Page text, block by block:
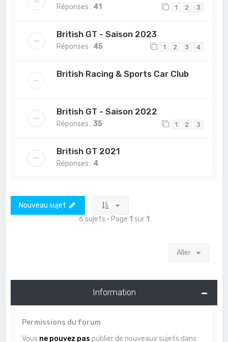
Réponses : 41 1 2 3
British GT - Saison 2023
Réponses : 45 1 2 3 4
British Racing & Sports Car Club
British GT - Saison 2022
Réponses :35 1 2 3
British GT 2021
Réponses : 4
Nouveau sujet
6 sujets • Page 1 sur 1
Aller
Information
Permissions du forum
Vous ne pouvez pas publier de nouveaux sujets dans